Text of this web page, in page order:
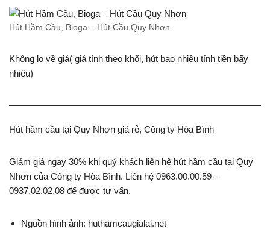
Hút Hầm Cầu, Bioga – Hút Cầu Quy Nhơn
Không lo về giá( giá tính theo khối, hút bao nhiêu tính tiền bấy
nhiêu)
Hút hầm cầu tại Quy Nhơn giá rẻ, Công ty Hòa Bình
Giảm giá ngay 30% khi quý khách liên hệ hút hầm cầu tại Quy
Nhơn của Công ty Hòa Bình. Liên hệ 0963.00.00.59 –
0937.02.02.08 để được tư vấn.
Nguồn hình ảnh: huthamcaugialai.net